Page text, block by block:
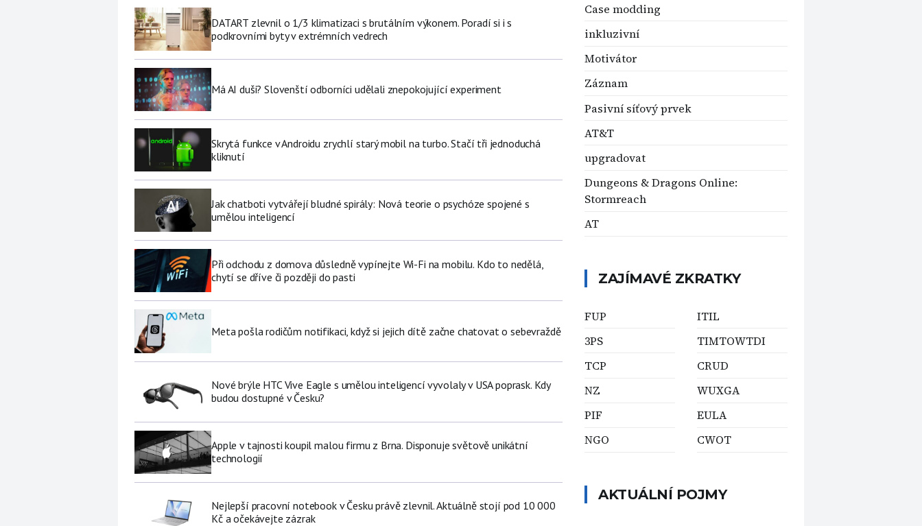
DATART zlevnil o 1/3 klimatizaci s brutálním výkonem. Poradí si i s
podkrovními byty v extrémních vedrech
Má AI duši? Slovenští odborníci udělali znepokojující experiment
Skrytá funkce v Androidu zrychlí starý mobil na turbo. Stačí tři jednoduchá
kliknutí
Jak chatboti vytvářejí bludné spirály: Nová teorie o psychóze spojené s
umělou inteligencí
Při odchodu z domova důsledně vypínejte Wi-Fi na mobilu. Kdo to nedělá,
chytí se dříve či později do pasti
Meta pošla rodičům notifikaci, když si jejich dítě začne chatovat o sebevraždě
Nové brýle HTC Vive Eagle s umělou inteligencí vyvolaly v USA poprask. Kdy
budou dostupné v Česku?
Apple v tajnosti koupil malou firmu z Brna. Disponuje světově unikátní
technologií
Nejlepší pracovní notebook v Česku právě zlevnil. Aktuálně stojí pod 10 000
Kč a očekávejte zázrak
Case modding
inkluzivní
Motivátor
Záznam
Pasivní síťový prvek
AT&T
upgradovat
Dungeons & Dragons Online:
Stormreach
AT
ZAJÍMAVÉ ZKRATKY
FUP
3PS
TCP
NZ
PIF
NGO
ITIL
TIMTOWTDI
CRUD
WUXGA
EULA
CWOT
AKTUÁLNÍ POJMY